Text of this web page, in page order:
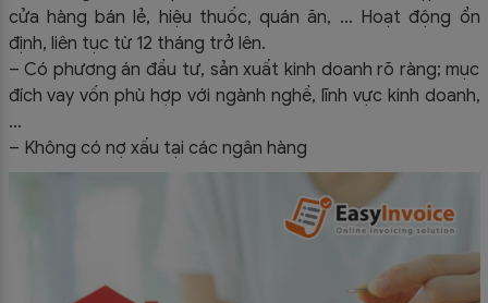
cửa hàng bán lẻ, hiệu thuốc, quán ăn, … Hoạt động ổn
định, liên tục từ 12 tháng trở lên.
– Có phương án đầu tư, sản xuất kinh doanh rõ ràng; mục
đích vay vốn phù hợp với ngành nghề, lĩnh vực kinh doanh,
…
– Không có nợ xấu tại các ngân hàng